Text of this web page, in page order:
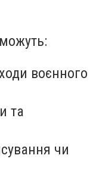
воєнного
та
чи